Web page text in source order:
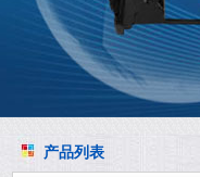
产品列表